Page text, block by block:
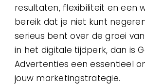
resultaten, flexibiliteit en een
bereik dat je niet kunt
serieus bent over de groei
in het digitale tijdperk, dan is
Advertenties een essentieel
jouw marketingstrategie.